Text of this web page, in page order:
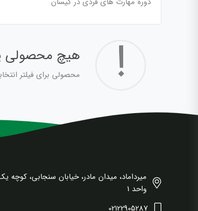
! هیچ محصولی
محصولی برای فیلتر
واحد 1
02122905287